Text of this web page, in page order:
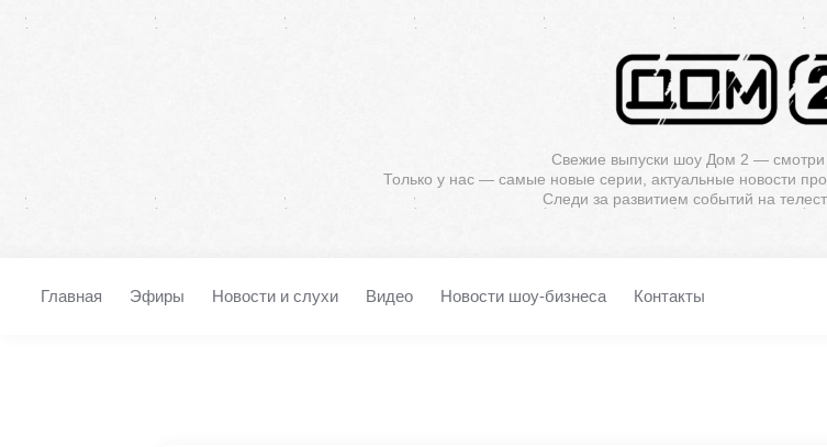
Свежие выпуски шоу Дом 2 — смотри
Только у нас — самые новые серии, актуальные новости
Следи за развитием событий на
Главная Эфиры Новости и слухи Видео Новости шоу-бизнеса Контакты